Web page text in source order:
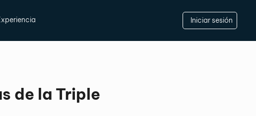
Iniciar sesión
de la Triple